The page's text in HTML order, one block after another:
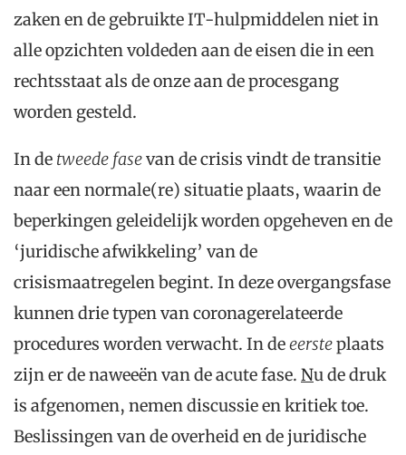
zaken en de gebruikte IT-hulpmiddelen niet in
alle opzichten voldeden aan de eisen die in een
rechtsstaat als de onze aan de procesgang
worden gesteld.
In de tweede fasevan de crisis vindt de transitie
naar een normale(re) situatie plaats, waarin de
beperkingen geleidelijk worden opgeheven en de
‘juridische afwikkeling’ van de
crisismaatregelen begint. In deze overgangsfase
kunnen drie typen van coronagerelateerde
procedures worden verwacht. In deeersteplaats
zijn er de naweeën van de acute fase. Nu de druk
is afgenomen, nemen discussie en kritiek toe.
Beslissingen van de overheid en de juridische